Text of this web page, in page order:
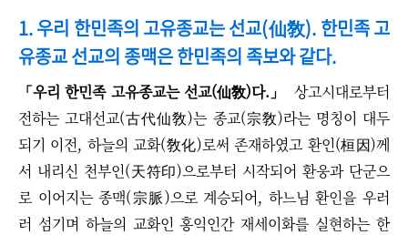
1. 우리 한민족의 고유종교는 선교(仙敎). 한민족 고
유종교 선교의 종맥은 한민족의 족보와 같다.
「우리 한민족 고유종교는 선교(仙敎)다.」
상고시대로부터
전하는 고대선교(古代仙敎)는 종교(宗敎)라는 명칭이 대두
되기 이전, 하늘의 교화(敎化)로써 존재하였고 환인(桓因)께
서 내리신 천부인(天符印)으로부터 시작되어 환웅과 단군으
로 이어지는 종맥(宗脈)으로 계승되어, 하느님 환인을 우러
러 섬기며 하늘의 교화인 홍익인간 재세이화를 실현하는 한